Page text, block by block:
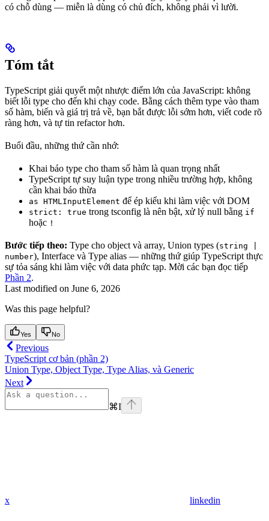
có chỗ dùng — miễn là dùng có chủ đích, không phải vì lười.
Tóm tắt
TypeScript giải quyết một nhược điểm lớn của JavaScript: không
biết lỗi type cho đến khi chạy code. Bằng cách thêm type vào tham
số hàm, biến và giá trị trả về, bạn bắt được lỗi sớm hơn, viết code rõ
ràng hơn, và tự tin refactor hơn.
Buổi đầu, những thứ cần nhớ:
Khai báo type cho tham số hàm là quan trọng nhất
TypeScript tự suy luận type trong nhiều trường hợp, không
cần khai báo thừa
as HTMLInputElement để ép kiểu khi làm việc với DOM
strict: true trong tsconfig là nên bật, xử lý null bằng if
hoặc !
Bước tiếp theo: Type cho object và array, Union types (string |
number), Interface và Type alias — những thứ giúp TypeScript thực
sự tỏa sáng khi làm việc với data phức tạp. Mời các bạn đọc tiếp
Phần 2.
Last modified on June 6, 2026
Was this page helpful?
Yes No
Previous
TypeScript cơ bản (phần 2)
Union Type, Object Type, Type Alias, và Generic
Next
⌘I
x linkedin